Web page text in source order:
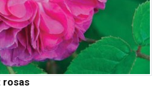
rosas